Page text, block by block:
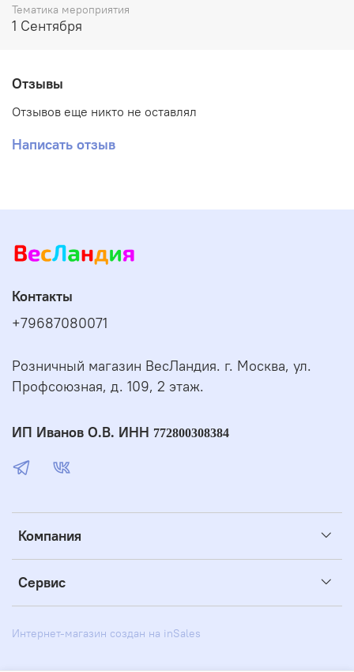
Тематика мероприятия
1 Сентября
Отзывы
Отзывов еще никто не оставлял
Написать отзыв
Компания
Сервис
Контакты
+79687080071
Розничный магазин ВесЛандия. г. Москва, ул.
Профсоюзная, д. 109, 2 этаж.
ИП Иванов О.В. ИНН 772800308384
Интернет-магазин создан на inSales